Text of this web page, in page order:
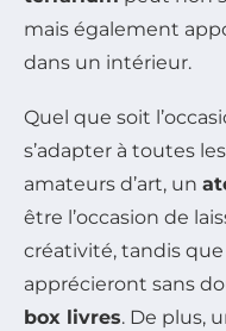
mais également
dans un intérieur.
Quel que soit
s’adapter à toutes
amateurs d’art, un
être l’occasion de
créativité, tandis
apprécieront sans
box livres. De plus,